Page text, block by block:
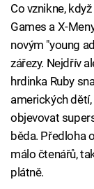
Co vznikne,
Games a X-
novým "young
zářezy. Nejdřív
hrdinka Ruby
amerických dětí,
objevovat
běda. Předloha
málo čtenářů,
plátně.